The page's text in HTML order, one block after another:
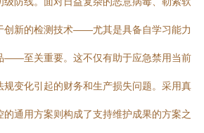
创新的检测技术——尤其是具备自学习能力
——至关重要。这不仅有助于应急禁用当前
规变化引起的财务和生产损失问题。采用真
通用方案则构成了支持维护成果的方案之